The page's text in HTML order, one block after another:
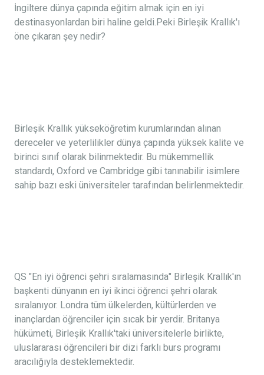
İngiltere dünya çapında eğitim almak için en iyi
destinasyonlardan biri haline geldi.Peki Birleşik Krallık'ı
öne çıkaran şey nedir?
Birleşik Krallık yükseköğretim kurumlarından alınan
dereceler ve yeterlilikler dünya çapında yüksek kalite ve
birinci sınıf olarak bilinmektedir. Bu mükemmellik
standardı, Oxford ve Cambridge gibi tanınabilir isimlere
sahip bazı eski üniversiteler tarafından belirlenmektedir.
QS "En iyi öğrenci şehri sıralamasında" Birleşik Krallık'ın
başkenti dünyanın en iyi ikinci öğrenci şehri olarak
sıralanıyor. Londra tüm ülkelerden, kültürlerden ve
inançlardan öğrenciler için sıcak bir yerdir. Britanya
hükümeti, Birleşik Krallık'taki üniversitelerle birlikte,
uluslararası öğrencileri bir dizi farklı burs programı
aracılığıyla desteklemektedir.